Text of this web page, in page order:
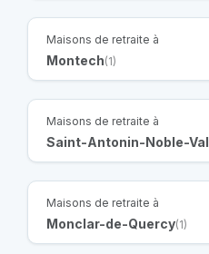
Maisons de retraite à
Montech(1)
Maisons de retraite à
Saint-Antonin-Noble-Val
Maisons de retraite à
Monclar-de-Quercy(1)